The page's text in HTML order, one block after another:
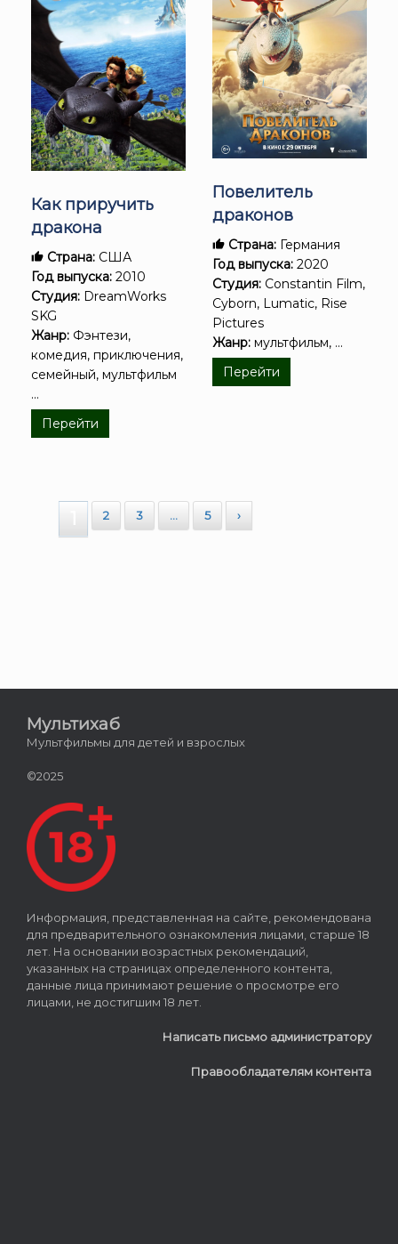
Как приручить
дракона
Страна: США
Год выпуска: 2010
Студия: DreamWorks
SKG
Жанр: Фэнтези,
комедия, приключения,
семейный, мультфильм
...
Перейти
Повелитель
драконов
Страна: Германия
Год выпуска: 2020
Студия: Constantin Film,
Cyborn, Lumatic, Rise
Pictures
Жанр: мультфильм, ...
Перейти
2 3 … 5 ›
Мультихаб
Мультфильмы для детей и взрослых
©2025
Информация, представленная на сайте, рекомендована
для предварительного ознакомления лицами, старше 18
лет. На основании возрастных рекомендаций,
указанных на страницах определенного контента,
данные лица принимают решение о просмотре его
лицами, не достигшим 18 лет.
Написать письмо администратору
Правообладателям контента